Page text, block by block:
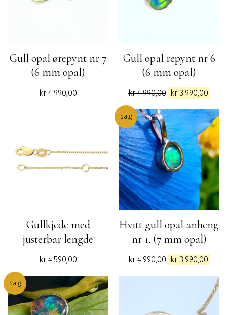
Gull opal ørepynt nr 7
(6 mm opal)
kr 4.990,00
Gull opal repynt nr 6
(6 mm opal)
kr4.990,00 Opprinnelig
var:
kr 4.990,00.
kr3.990,00
er:
kr
Gullkjede med
justerbar lengde
kr 4.590,00
Salg
Hvitt gull opal anheng
nr 1. (7 mm opal)
kr4.990,00 Opprinnelig
kr3.990,00
er:
kr
Salg